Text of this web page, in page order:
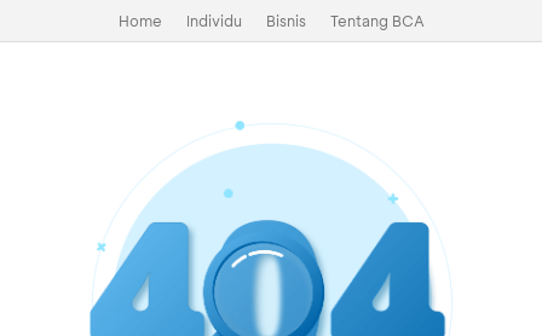
Home Individu Bisnis Tentang BCA